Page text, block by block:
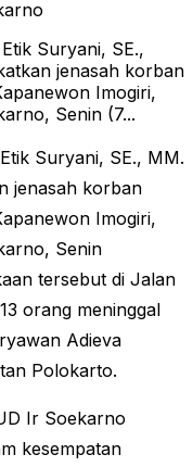
Suryani, SE.,
jenasah korban
Imogiri,
Senin (7...
Suryani, SE., MM.
jenasah korban
Imogiri,
Senin
tersebut di Jalan
orang meninggal
Adieva
Polokarto.
Ir Soekarno
kesempatan